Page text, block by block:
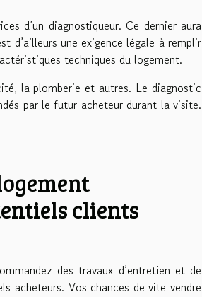
d’un diagnostiqueur. Ce dernier aura
d’ailleurs une exigence légale à remplir
techniques du logement.
la plomberie et autres. Le diagnostic
par le futur acheteur durant la visite.
clients
des travaux d’entretien et de
acheteurs. Vos chances de vite vendre